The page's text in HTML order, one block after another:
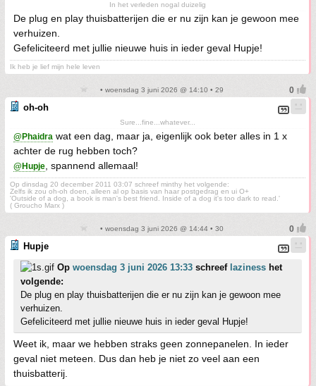
In het verleden nogal duizelig
De plug en play thuisbatterijen die er nu zijn kan je gewoon mee
verhuizen.
Gefeliciteerd met jullie nieuwe huis in ieder geval Hupje!
Ik heb je lief mijn hele leven
• woensdag 3 juni 2026 @ 14:10 • 29
oh-oh
Sure...fine...whatever...
@Phaidra wat een dag, maar ja, eigenlijk ook beter alles in 1 x
achter de rug hebben toch?
@Hupje , spannend allemaal!
Op dinsdag 20 december 2011 03:07 schreef minthy het volgende:
Zelfs ik zou oh-oh doen, alleen al op basis van haar postgedrag en ui O+
'Outside of a dog, a book is man's best friend. Inside of a dog it's too dark to read.'
( Groucho Marx )
• woensdag 3 juni 2026 @ 14:44 • 30
Hupje
Op woensdag 3 juni 2026 13:33 schreef laziness het
volgende:
De plug en play thuisbatterijen die er nu zijn kan je gewoon mee
verhuizen.
Gefeliciteerd met jullie nieuwe huis in ieder geval Hupje!
Weet ik, maar we hebben straks geen zonnepanelen. In ieder
geval niet meteen. Dus dan heb je niet zo veel aan een
thuisbatterij.